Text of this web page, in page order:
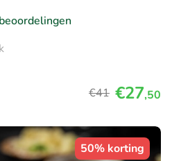
€41 €27,50
50% korting